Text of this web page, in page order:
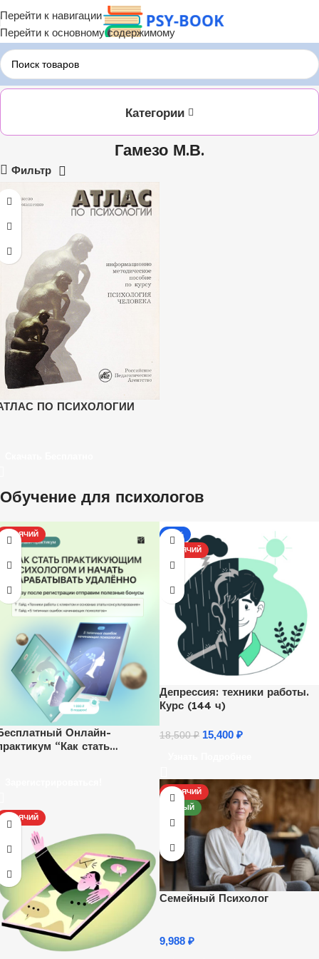
Перейти к навигации
Перейти к основному содержимому
Главная Гамезо М.В.
Категории
Гамезо М.В.
Фильтр
ПО ПСИХОЛОГИИ
Обучение для психологов
ГОРЯЧИЙ
Онлайн-
“Как стать
-17%
ГОРЯЧИЙ
Депрессия: техники работы.
Курс (144 ч)
18,500₽ 15,400 ₽
ГОРЯЧИЙ
НОВЫЙ
Семейный Психолог
9,988 ₽
ГОРЯЧИЙ